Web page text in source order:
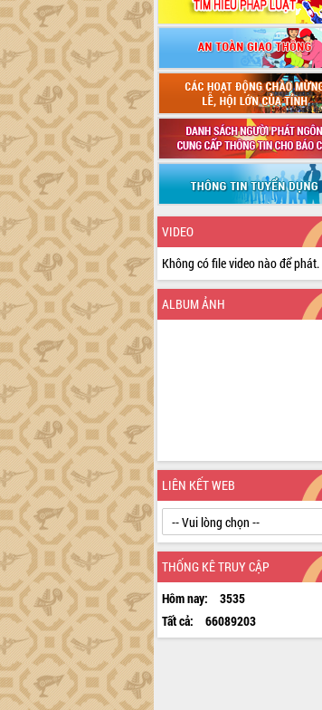
VIDEO
Không có file video nào để phát.
ALBUM ẢNH
LIÊN KẾT WEB
THỐNG KÊ TRUY CẬP
Hôm nay:
3535
Tất cả:
66089203